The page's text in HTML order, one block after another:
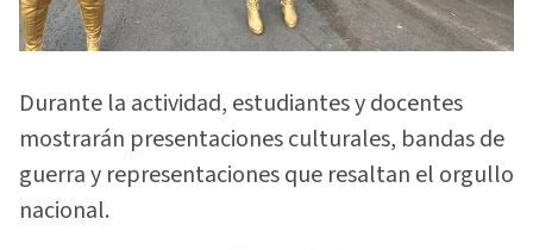
Durante la actividad, estudiantes y docentes
mostrarán presentaciones culturales, bandas de
guerra y representaciones que resaltan el orgullo
nacional.